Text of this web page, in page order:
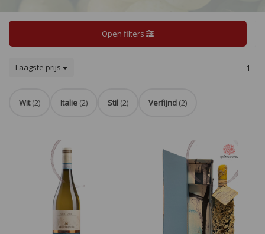
Open filters
Laagste prijs 1
Wit (2) Italie (2) Stil (2) Verfijnd (2)